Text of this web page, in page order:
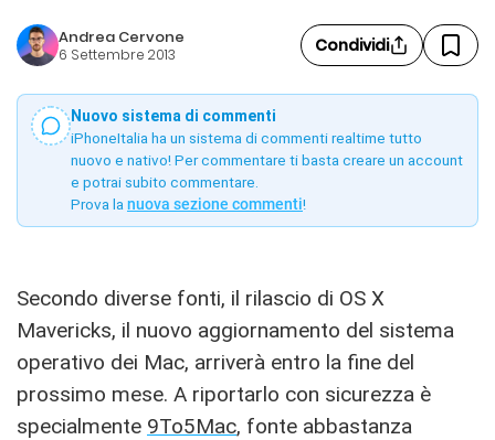
Andrea Cervone
6 Settembre 2013 Condividi
Nuovo sistema di commenti
iPhoneItalia ha un sistema di commenti realtime tutto
nuovo e nativo! Per commentare ti basta creare un account
e potrai subito commentare.
Prova la nuova sezione commenti!
Secondo diverse fonti, il rilascio di OS X
Mavericks, il nuovo aggiornamento del sistema
operativo dei Mac, arriverà entro la fine del
prossimo mese. A riportarlo con sicurezza è
specialmente 9To5Mac, fonte abbastanza